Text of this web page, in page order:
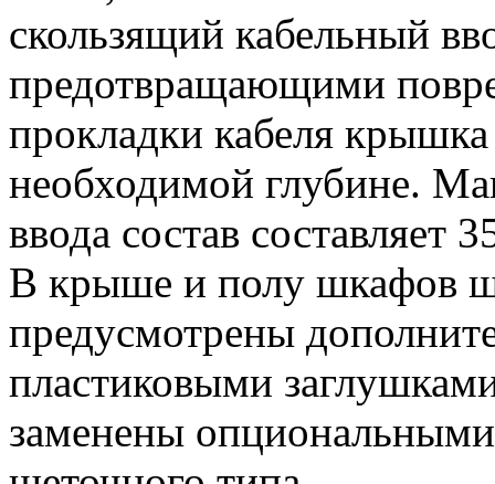
скользящий кабельный
предотвращающими
прокладки кабеля
необходимой глубине.
ввода состав составляет
В крыше и полу шкафов
предусмотрены
пластиковыми
заменены